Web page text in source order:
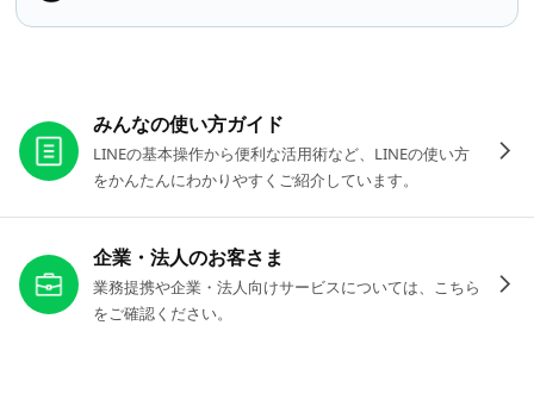
みんなの使い方ガイド
LINEの基本操作から便利な活用術など、LINEの使い方
をかんたんにわかりやすくご紹介しています。
企業・法人のお客さま
業務提携や企業・法人向けサービスについては、こちら
をご確認ください。